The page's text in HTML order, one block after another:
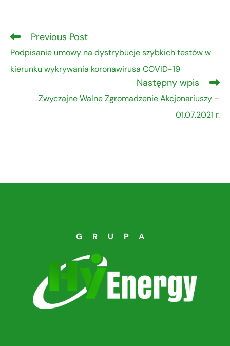
Previous Post
Podpisanie umowy na dystrybucje szybkich testów w
kierunku wykrywania koronawirusa COVID-19
Następny wpis
Zwyczajne Walne Zgromadzenie Akcjonariuszy –
01.07.2021 r.
GRUPA